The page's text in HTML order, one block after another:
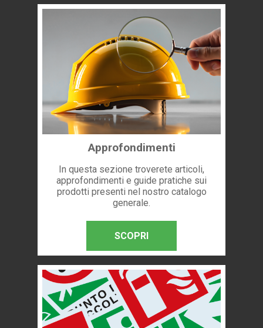
Approfondimenti
In questa sezione troverete articoli,
approfondimenti e guide pratiche sui
prodotti presenti nel nostro catalogo
generale.
SCOPRI